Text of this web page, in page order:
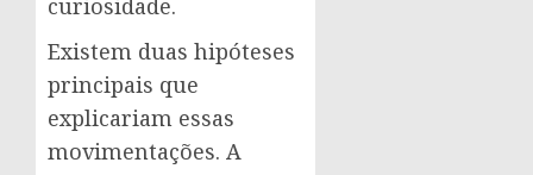
Existem duas hipóteses
principais que
explicariam essas
movimentações. A